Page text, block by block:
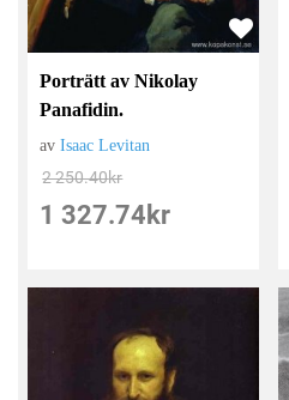
Porträtt av Nikolay
Panafidin.
avIsaac Levitan
2 250.40kr
1 327.74 kr